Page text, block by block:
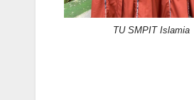
TU SMPIT Islamia